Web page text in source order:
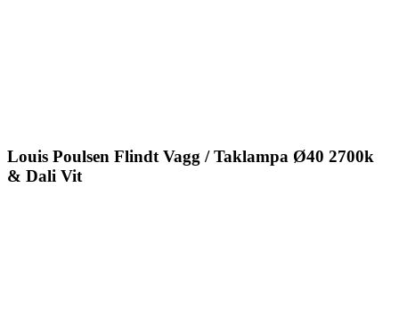
Louis Poulsen Flindt Vagg / Taklampa Ø40 2700k
& Dali Vit